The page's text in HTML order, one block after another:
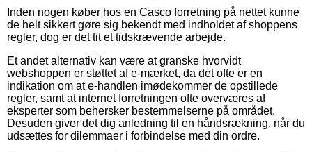
Inden nogen køber hos en Casco forretning på nettet kunne
de helt sikkert gøre sig bekendt med indholdet af shoppens
regler, dog er det tit et tidskrævende arbejde.
Et andet alternativ kan være at granske hvorvidt
webshoppen er støttet af e-mærket, da det ofte er en
indikation om at e-handlen imødekommer de opstillede
regler, samt at internet forretningen ofte overværes af
eksperter som behersker bestemmelserne på området.
Desuden giver det dig anledning til en håndsrækning, når du
udsættes for dilemmaer i forbindelse med din ordre.